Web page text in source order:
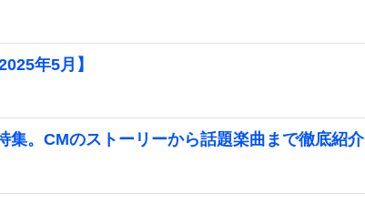
年5月】
集。CMのストーリーから話題楽曲まで徹底紹介